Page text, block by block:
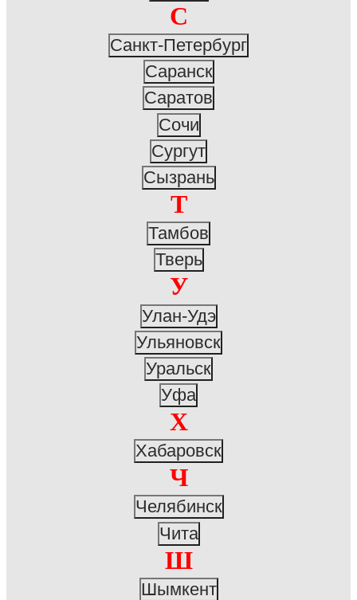
С
Санкт-Петербург
Саранск
Саратов
Сочи
Сургут
Сызрань
Т
Тамбов
Тверь
У
Улан-Удэ
Ульяновск
Уральск
Уфа
Х
Хабаровск
Ч
Челябинск
Чита
Ш
Шымкент